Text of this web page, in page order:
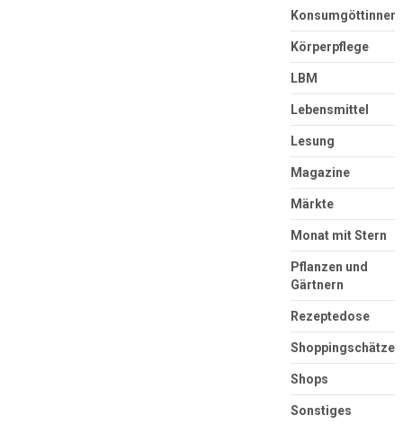
Konsumgöttinnen
Körperpflege
LBM
Lebensmittel
Lesung
Magazine
Märkte
Monat mit Stern
Pflanzen und
Gärtnern
Rezeptedose
Shoppingschätze
Shops
Sonstiges